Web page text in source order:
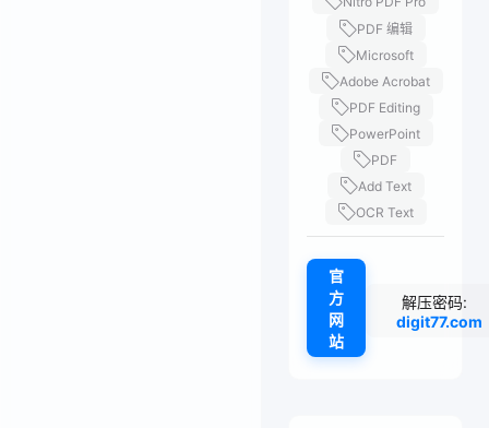
PDF 编辑
Microsoft
Adobe Acrobat
PDF Editing
PowerPoint
PDF
Add Text
OCR Text
官
方
网
站
解压密码:
digit77.com